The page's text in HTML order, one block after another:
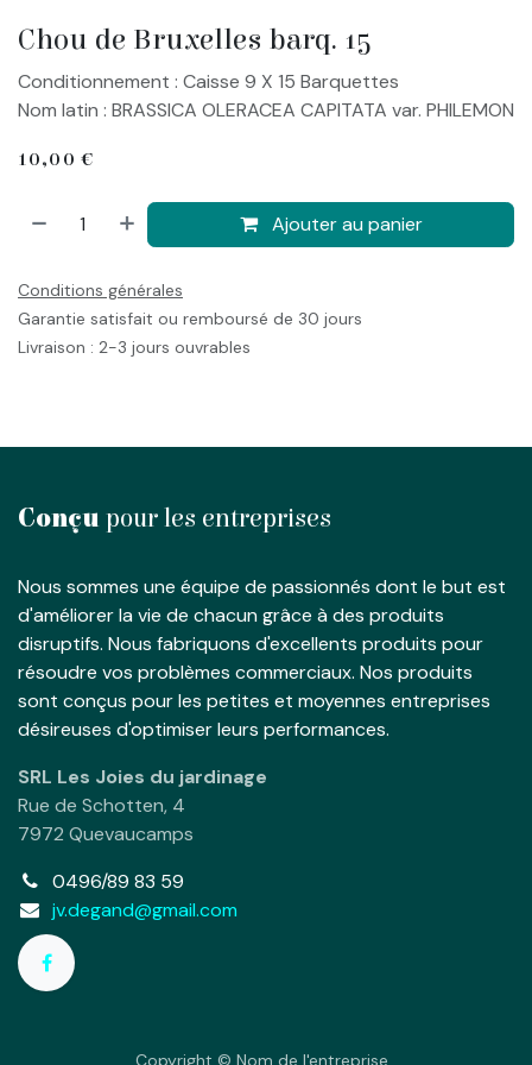
Chou de Bruxelles barq. 15
Conditionnement : Caisse 9 X 15 Barquettes
Nom latin : BRASSICA OLERACEA CAPITATA var. PHILEMON
10,00 €
Ajouter au panier
Conditions générales
Garantie satisfait ou remboursé de 30 jours
Livraison : 2-3 jours ouvrables
Conçu pour les entreprises
Nous sommes une équipe de passionnés dont le but est
d'améliorer la vie de chacun grâce à des produits
disruptifs. Nous fabriquons d'excellents produits pour
résoudre vos problèmes commerciaux. Nos produits
sont conçus pour les petites et moyennes entreprises
désireuses d'optimiser leurs performances.
SRL Les Joies du jardinage
Rue de Schotten, 4
7972 Quevaucamps
0496/89 83 59
jv.degand@gmail.com
Copyright © Nom de l'entreprise